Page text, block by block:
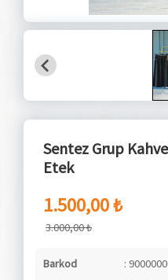
Sentez Grup
Etek
1.500,00 ₺
3.000,00 ₺
Barkod
: